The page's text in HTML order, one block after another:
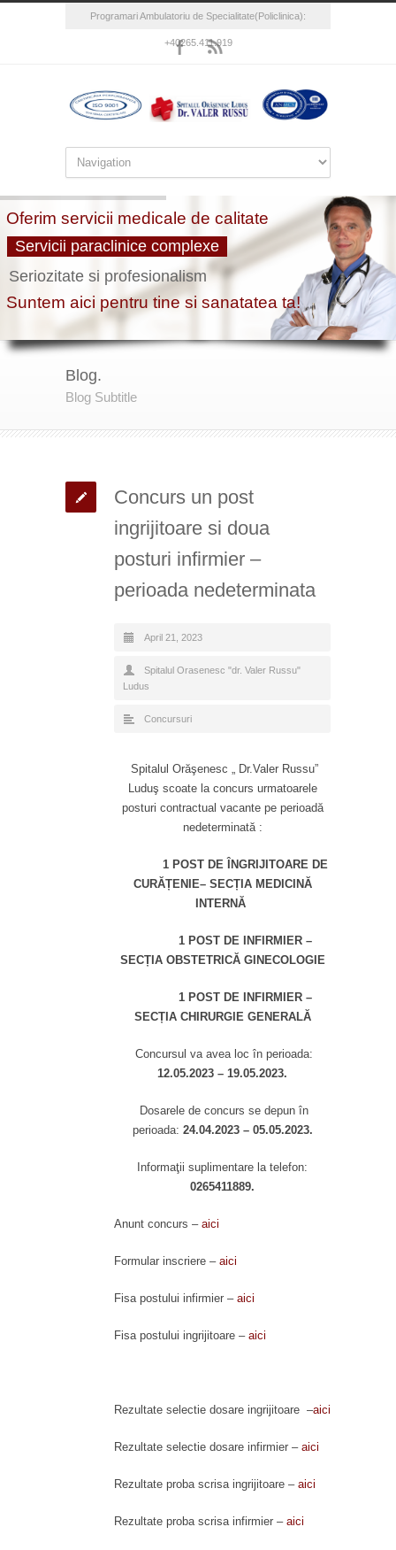
Programari Ambulatoriu de Specialitate(Policlinica):
+40265.411.919
Blog.
Blog Subtitle
Concurs un post
ingrijitoare si doua
posturi infirmier –
perioada nedeterminata
April 21, 2023
Spitalul Orasenesc "dr. Valer Russu"
Ludus
Concursuri
Spitalul Orăşenesc „ Dr.Valer Russu”
Luduş scoate la concurs urmatoarele
posturi contractual vacante pe perioadă
nedeterminată :
1 POST DE ÎNGRIJITOARE DE
CURĂȚENIE– SECȚIA MEDICINĂ
INTERNĂ
1 POST DE INFIRMIER –
SECȚIA OBSTETRICĂ GINECOLOGIE
1 POST DE INFIRMIER –
SECȚIA CHIRURGIE GENERALĂ
Concursul va avea loc în perioada:
12.05.2023 – 19.05.2023.
Dosarele de concurs se depun în
perioada: 24.04.2023 – 05.05.2023.
Informaţii suplimentare la telefon:
0265411889.
Anunt concurs – aici
Formular inscriere – aici
Fisa postului infirmier – aici
Fisa postului ingrijitoare – aici
Rezultate selectie dosare ingrijitoare –aici
Rezultate selectie dosare infirmier – aici
Rezultate proba scrisa ingrijitoare – aici
Rezultate proba scrisa infirmier – aici